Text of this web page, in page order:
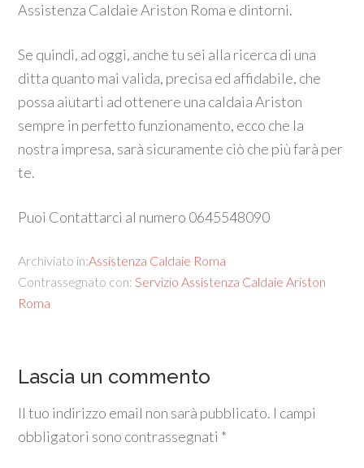
Assistenza Caldaie Ariston Roma e dintorni.
Se quindi, ad oggi, anche tu sei alla ricerca di una
ditta quanto mai valida, precisa ed affidabile, che
possa aiutarti ad ottenere una caldaia Ariston
sempre in perfetto funzionamento, ecco che la
nostra impresa, sarà sicuramente ciò che più farà per
te.
Puoi Contattarci al numero 0645548090
Archiviato in:Assistenza Caldaie Roma
Contrassegnato con:Servizio Assistenza Caldaie Ariston
Roma
Lascia un commento
Il tuo indirizzo email non sarà pubblicato. I campi
obbligatori sono contrassegnati *